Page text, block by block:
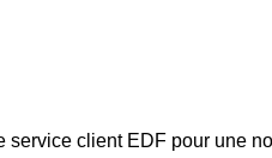
service client EDF pour une